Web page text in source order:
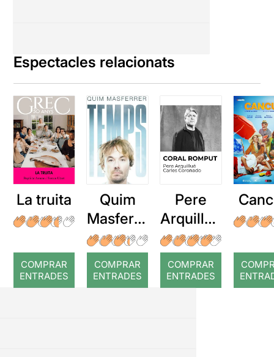
Espectacles relacionats
La truita
COMPRAR
ENTRADES
Quim
Masferre
r: Temps
COMPRAR
ENTRADES
Pere
Arquillué
: Coral
romput
COMPRAR
ENTRADES